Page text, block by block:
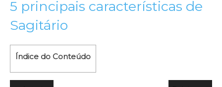
5 principais características de
Sagitário
Índice do Conteúdo